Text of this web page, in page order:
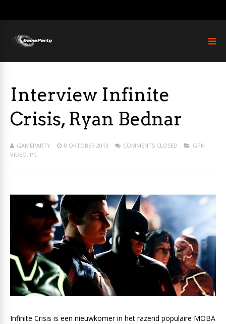
Interview Infinite
Crisis, Ryan Bednar
GAMEPARTY 8 OKTOBER 2013 COMMENTS CLOSED
GPN
VIDEO, PC
Infinite Crisis is een nieuwkomer in het razend populaire MOBA